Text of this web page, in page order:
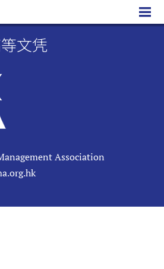
会计学高等文凭
文凭
Association